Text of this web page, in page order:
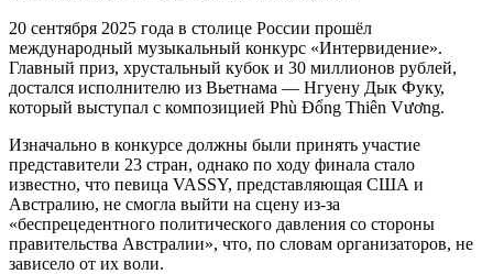
20 сентября 2025 года в столице России прошёл
международный музыкальный конкурс «Интервидение».
Главный приз, хрустальный кубок и 30 миллионов рублей,
достался исполнителю из Вьетнама — Нгуену Дык Фуку,
который выступал с композицией Phù Đổng Thiên Vương.
Изначально в конкурсе должны были принять участие
представители 23 стран, однако по ходу финала стало
известно, что певица VASSY, представляющая США и
Австралию, не смогла выйти на сцену из-за
«беспрецедентного политического давления со стороны
правительства Австралии», что, по словам организаторов, не
зависело от их воли.